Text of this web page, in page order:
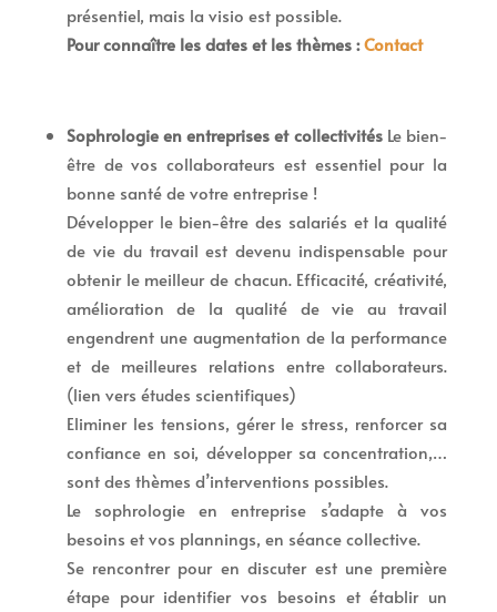
présentiel, mais la visio est possible.
Pour connaître les dates et les thèmes :Contact
Sophrologie en entreprises et collectivités Le bien-
être de vos collaborateurs est essentiel pour la
bonne santé de votre entreprise !
Développer le bien-être des salariés et la qualité
de vie du travail est devenu indispensable pour
obtenir le meilleur de chacun. Efficacité, créativité,
amélioration de la qualité de vie au travail
engendrent une augmentation de la performance
et de meilleures relations entre collaborateurs.
(lien vers études scientifiques)
Eliminer les tensions, gérer le stress, renforcer sa
confiance en soi, développer sa concentration,…
sont des thèmes d’interventions possibles.
Le sophrologie en entreprise s’adapte à vos
besoins et vos plannings, en séance collective.
Se rencontrer pour en discuter est une première
étape pour identifier vos besoins et établir un